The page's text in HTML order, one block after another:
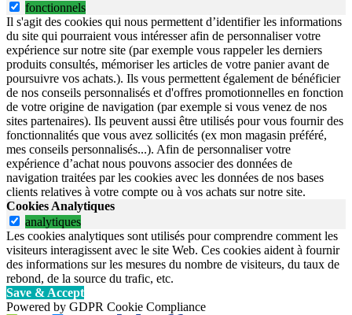
fonctionnels
Il s'agit des cookies qui nous permettent d’identifier les informations
du site qui pourraient vous intéresser afin de personnaliser votre
expérience sur notre site (par exemple vous rappeler les derniers
produits consultés, mémoriser les articles de votre panier avant de
poursuivre vos achats.). Ils vous permettent également de bénéficier
de nos conseils personnalisés et d'offres promotionnelles en fonction
de votre origine de navigation (par exemple si vous venez de nos
sites partenaires). Ils peuvent aussi être utilisés pour vous fournir des
fonctionnalités que vous avez sollicités (ex mon magasin préféré,
mes conseils personnalisés...). Afin de personnaliser votre
expérience d’achat nous pouvons associer des données de
navigation traitées par les cookies avec les données de nos bases
clients relatives à votre compte ou à vos achats sur notre site.
Cookies Analytiques
analytiques
Les cookies analytiques sont utilisés pour comprendre comment les
visiteurs interagissent avec le site Web. Ces cookies aident à fournir
des informations sur les mesures du nombre de visiteurs, du taux de
rebond, de la source du trafic, etc.
Save & Accept
Powered by GDPR Cookie Compliance